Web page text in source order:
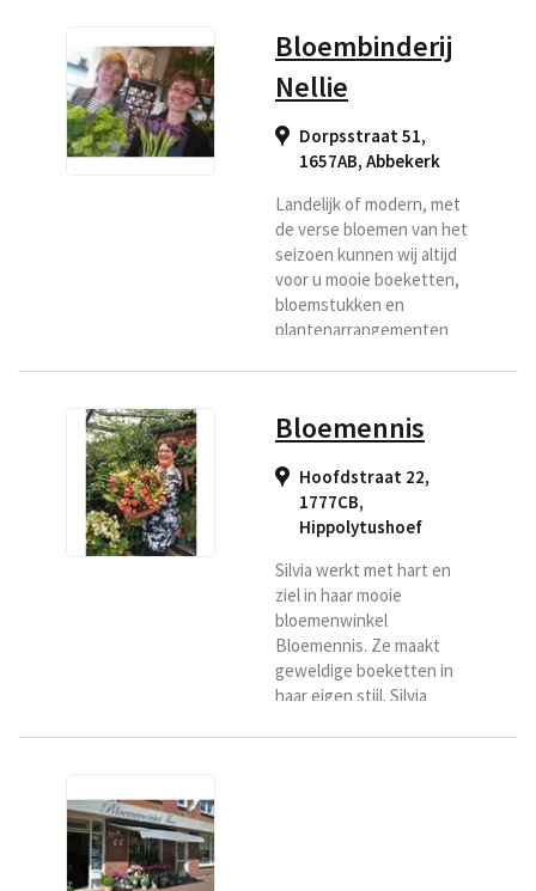
Bloembinderij
Nellie
Dorpsstraat 51,
1657AB, Abbekerk
Landelijk of modern, met
de verse bloemen van het
seizoen kunnen wij altijd
voor u mooie boeketten,
bloemstukken en
plantenarrangementen
als voor buiten, en dat
Ook voor bijpassende
aardewerk en mooie
kaarten kunt u bij ons
terecht. Ons
bezorgen voor bloemen is
de driehoek Enkhuizen
Hoorn, Heerhugowaard.
Bloemennis
Hoofdstraat 22,
1777CB,
Hippolytushoef
Silvia werkt met hart en
ziel in haar mooie
bloemenwinkel
Bloemennis. Ze maakt
geweldige boeketten in
haar eigen stijl. Silvia
regio Hippolytushoef